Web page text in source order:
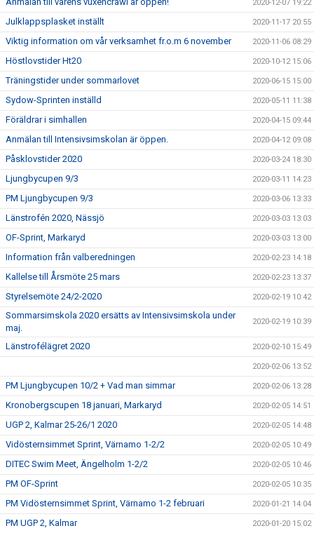
2020-12-07 19:22
Julklappsplasket inställt 2020-11-17 20:55
Viktig information om vår verksamhet fr.o.m 6 november 2020-11-06 08:29
Höstlovstider Ht20 2020-10-12 15:06
Träningstider under sommarlovet 2020-06-15 15:00
Sydow-Sprinten inställd 2020-05-11 11:38
Föräldrar i simhallen 2020-04-15 09:44
Anmälan till Intensivsimskolan är öppen. 2020-04-12 09:08
Påsklovstider 2020 2020-03-24 18:30
Ljungbycupen 9/3 2020-03-11 14:23
PM Ljungbycupen 9/3 2020-03-06 13:33
Länstrofén 2020, Nässjö 2020-03-03 13:03
OF-Sprint, Markaryd 2020-03-03 13:00
Information från valberedningen 2020-02-23 14:18
Kallelse till Årsmöte 25 mars 2020-02-23 13:37
Styrelsemöte 24/2-2020 2020-02-19 10:42
Sommarsimskola 2020 ersätts av Intensivsimskola under
maj.
2020-02-19 10:39
Länstrofélägret 2020 2020-02-10 15:49
2020-02-06 13:52
PM Ljungbycupen 10/2 + Vad man simmar 2020-02-06 13:28
Kronobergscupen 18 januari, Markaryd 2020-02-05 14:51
UGP 2, Kalmar 25-26/1 2020 2020-02-05 14:48
Vidösternsimmet Sprint, Värnamo 1-2/2 2020-02-05 10:49
DITEC Swim Meet, Ängelholm 1-2/2 2020-02-05 10:46
PM OF-Sprint 2020-02-05 10:35
PM Vidösternsimmet Sprint, Värnamo 1-2 februari 2020-01-21 14:04
PM UGP 2, Kalmar 2020-01-20 15:02